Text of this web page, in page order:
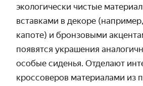
экологически чистые
вставками в декоре
капоте) и бронзовыми
появятся украшения
особые сиденья. Отделают
кроссоверов материалами из